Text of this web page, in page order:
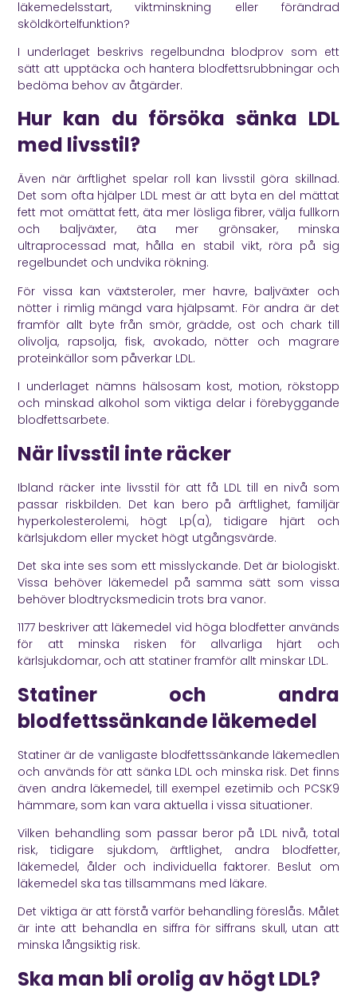
läkemedelsstart, viktminskning eller förändrad
sköldkörtelfunktion?
I underlaget beskrivs regelbundna blodprov som ett
sätt att upptäcka och hantera blodfettsrubbningar och
bedöma behov av åtgärder.
Hur kan du försöka sänka LDL
med livsstil?
Även när ärftlighet spelar roll kan livsstil göra skillnad.
Det som ofta hjälper LDL mest är att byta en del mättat
fett mot omättat fett, äta mer lösliga fibrer, välja fullkorn
och baljväxter, äta mer grönsaker, minska
ultraprocessad mat, hålla en stabil vikt, röra på sig
regelbundet och undvika rökning.
För vissa kan växtsteroler, mer havre, baljväxter och
nötter i rimlig mängd vara hjälpsamt. För andra är det
framför allt byte från smör, grädde, ost och chark till
olivolja, rapsolja, fisk, avokado, nötter och magrare
proteinkällor som påverkar LDL.
I underlaget nämns hälsosam kost, motion, rökstopp
och minskad alkohol som viktiga delar i förebyggande
blodfettsarbete.
När livsstil inte räcker
Ibland räcker inte livsstil för att få LDL till en nivå som
passar riskbilden. Det kan bero på ärftlighet, familjär
hyperkolesterolemi, högt Lp(a), tidigare hjärt och
kärlsjukdom eller mycket högt utgångsvärde.
Det ska inte ses som ett misslyckande. Det är biologiskt.
Vissa behöver läkemedel på samma sätt som vissa
behöver blodtrycksmedicin trots bra vanor.
1177 beskriver att läkemedel vid höga blodfetter används
för att minska risken för allvarliga hjärt och
kärlsjukdomar, och att statiner framför allt minskar LDL.
Statiner och andra
blodfettssänkande läkemedel
Statiner är de vanligaste blodfettssänkande läkemedlen
och används för att sänka LDL och minska risk. Det finns
även andra läkemedel, till exempel ezetimib och PCSK9
hämmare, som kan vara aktuella i vissa situationer.
Vilken behandling som passar beror på LDL nivå, total
risk, tidigare sjukdom, ärftlighet, andra blodfetter,
läkemedel, ålder och individuella faktorer. Beslut om
läkemedel ska tas tillsammans med läkare.
Det viktiga är att förstå varför behandling föreslås. Målet
är inte att behandla en siffra för siffrans skull, utan att
minska långsiktig risk.
Ska man bli orolig av högt LDL?